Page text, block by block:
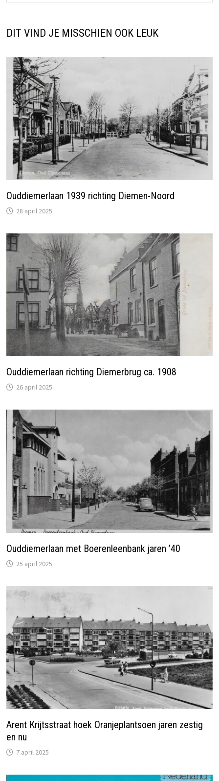
DIT VIND JE MISSCHIEN OOK LEUK
Ouddiemerlaan 1939 richting Diemen-Noord
28 april 2025
Ouddiemerlaan richting Diemerbrug ca. 1908
26 april 2025
Ouddiemerlaan met Boerenleenbank jaren ’40
25 april 2025
Arent Krijtsstraat hoek Oranjeplantsoen jaren zestig
en nu
7 april 2025